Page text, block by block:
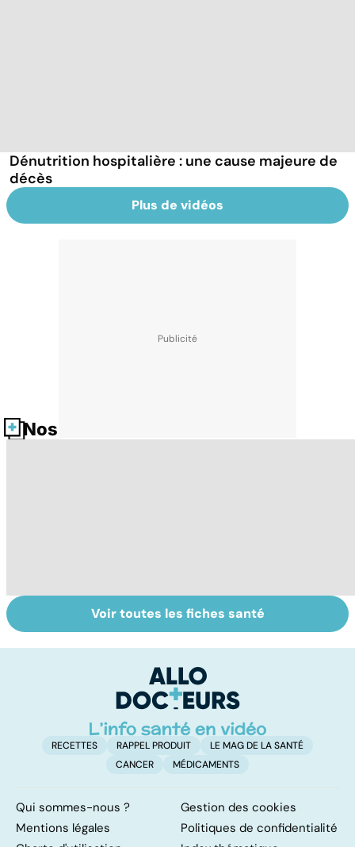
Dénutrition hospitalière : une cause majeure de
décès
Plus de vidéos
Nos fiches santé
Faire du sport à
domicile, c'est
Don de gamètes :
le pour et le
levée de
l'anonymat
Voir toutes les fiches santé
RECETTES RAPPEL PRODUIT
LE MAG DE LA SANTÉ
CANCER
MÉDICAMENTS
Qui sommes-nous ?
Gestion des cookies
Mentions légales
Politiques de confidentialité